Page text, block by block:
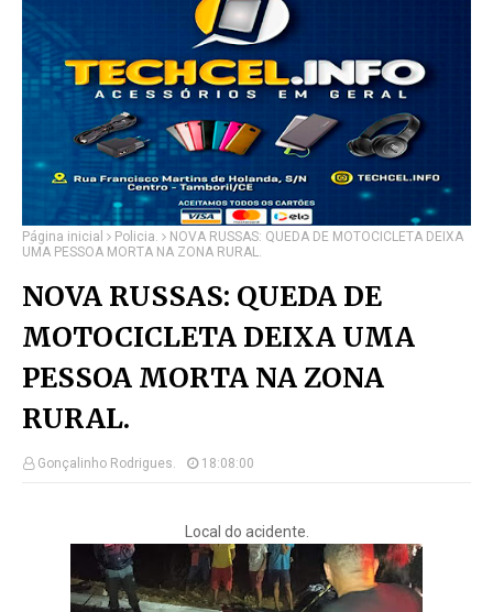
Página inicial Policia.
NOVA RUSSAS: QUEDA DE MOTOCICLETA DEIXA
UMA PESSOA MORTA NA ZONA RURAL.
NOVA RUSSAS: QUEDA DE
MOTOCICLETA DEIXA UMA
PESSOA MORTA NA ZONA
RURAL.
Gonçalinho Rodrigues. 18:08:00
Local do acidente.